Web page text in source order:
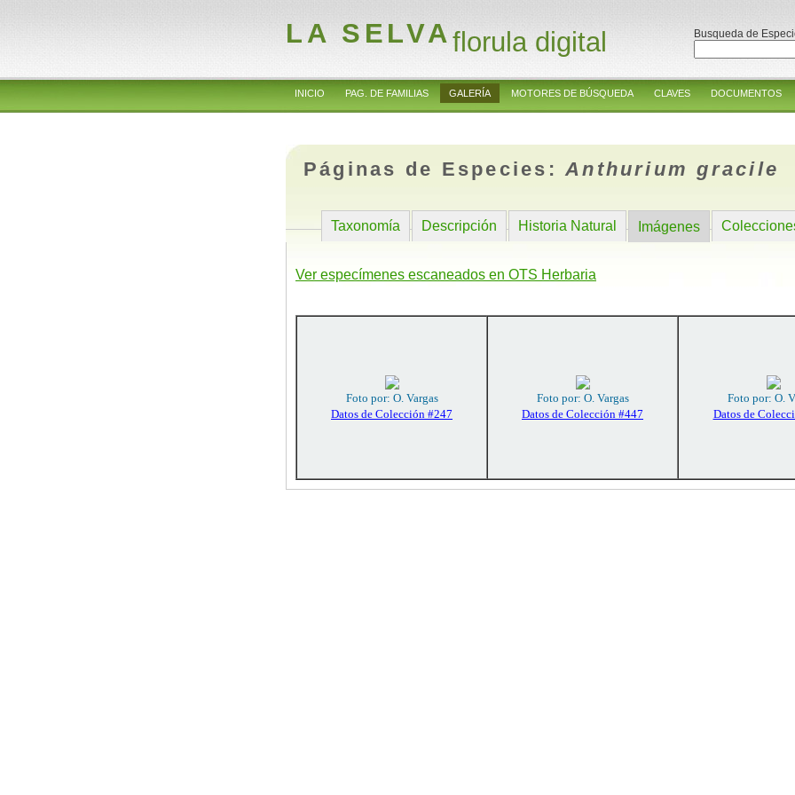
LA SELVAflorula digital Busqueda de
INICIO PAG. DE FAMILIAS GALERÍA MOTORES DE BÚSQUEDA CLAVES DOCUMENTOS
Páginas de Especies:Anthurium gracile
Taxonomía Descripción Historia Natural Imágenes
Ver especímenes escaneados en OTS Herbaria
Foto por: O. Vargas
Datos de Colección #247
Foto por: O. Vargas
Datos de Colección #447
Foto por: O.
Datos de